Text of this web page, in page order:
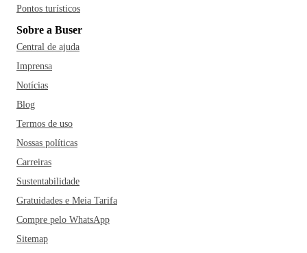
aproveitar a viagem para tirar lindas fotos no Vale Europeu
de Blumenau!
Pontos turísticos
Sobre a Buser
Central de ajuda
Imprensa
Notícias
Blog
Termos de uso
Nossas políticas
Carreiras
Sustentabilidade
Gratuidades e Meia Tarifa
Compre pelo WhatsApp
Sitemap